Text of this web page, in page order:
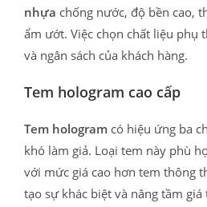
nhựa chống nước, độ bền cao,
ẩm ướt. Việc chọn chất liệu phụ
và ngân sách của khách hàng.
Tem hologram cao cấp
Tem hologram có hiệu ứng ba
khó làm giả. Loại tem này phù
với mức giá cao hơn tem thông
tạo sự khác biệt và nâng tầm giá